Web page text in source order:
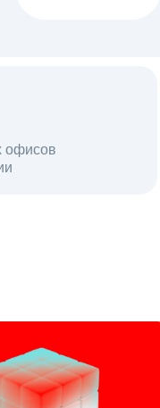
офисов
в день